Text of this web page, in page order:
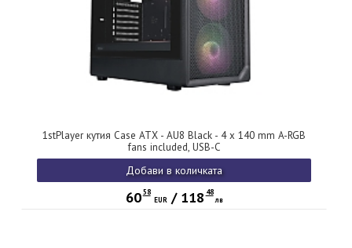
1stPlayer кутия Case ATX - AU8 Black - 4 x 140 mm A-RGB
fans included, USB-C
Добави в количката
60 58
EUR/ 118 48
лв